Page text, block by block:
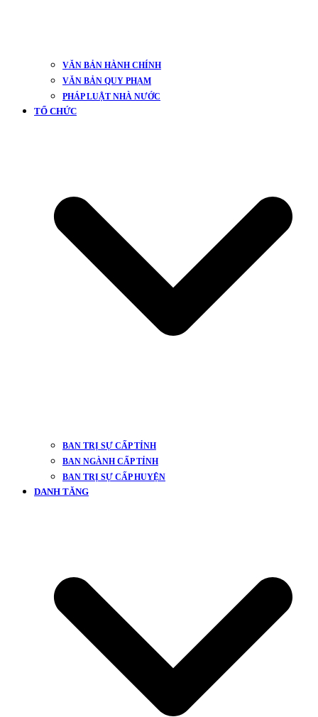
VĂN BẢN HÀNH CHÍNH
VĂN BẢN QUY PHẠM
PHÁP LUẬT NHÀ NƯỚC
TỔ CHỨC
BAN TRỊ SỰ CẤP TỈNH
BAN NGÀNH CẤP TỈNH
BAN TRỊ SỰ CẤP HUYỆN
DANH TĂNG